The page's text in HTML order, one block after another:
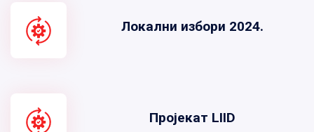
Локални избори 2024.
Пројекат LIID